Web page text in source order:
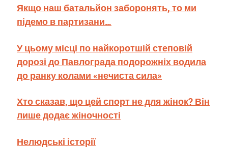
Якщо наш батальйон заборонять, то ми
підемо в партизани…
У цьому місці по найкоротшій степовій
дорозі до Павлограда подорожніх водила
до ранку колами «нечиста сила»
Хто сказав, що цей спорт не для жінок? Він
лише додає жіночності
Нелюдські історії